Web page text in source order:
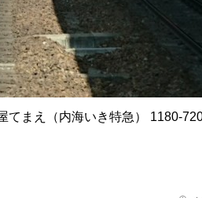
てまえ（内海いき特急） 1180-